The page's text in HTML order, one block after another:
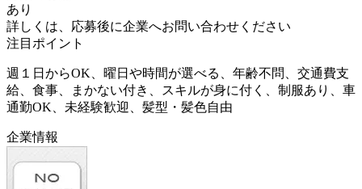
あり
詳しくは、応募後に企業へお問い合わせください
注目ポイント
週１日からOK、曜日や時間が選べる、年齢不問、交通費支
給、食事、まかない付き、スキルが身に付く、制服あり、車
通勤OK、未経験歓迎、髪型・髪色自由
企業情報